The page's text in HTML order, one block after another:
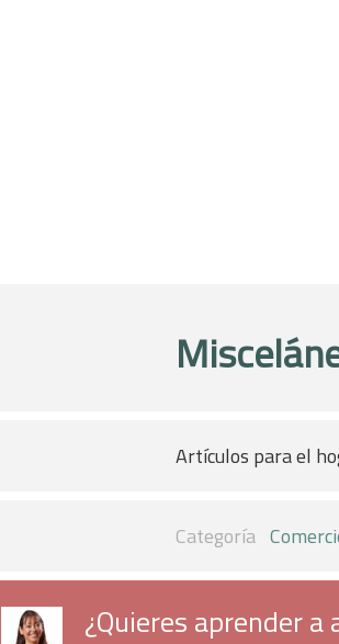
Artículos para el
Categoría
¿Quieres aprender